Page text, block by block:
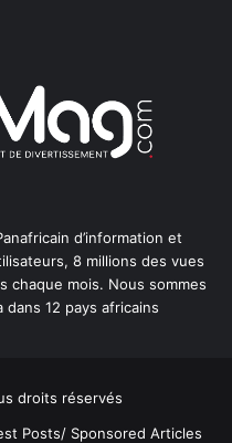
d’information et
8 millions des vues
chaque mois. Nous sommes
12 pays africains
droits réservés
Posts/ Sponsored Articles